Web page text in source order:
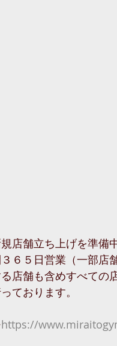
店舗立ち上げを準備中
６５日営業（一部店
店舗も含めすべての
ております。
https://